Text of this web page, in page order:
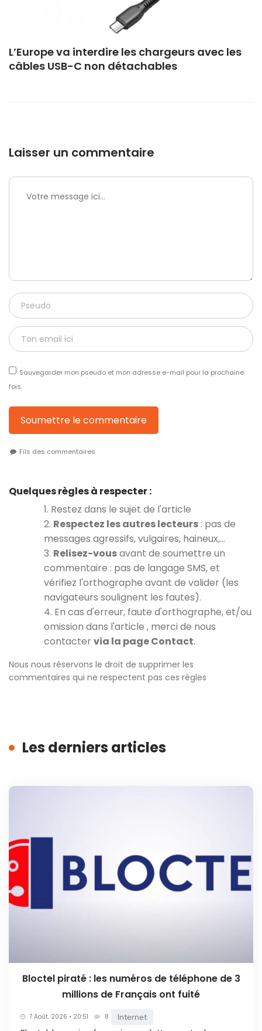
L’Europe va interdire les chargeurs avec les
câbles USB-C non détachables
Laisser un commentaire
Sauvegarder mon pseudo et mon adresse e-mail pour la prochaine
fois.
Soumettre le commentaire
Fils des commentaires
Quelques règles à respecter :
1. Restez dans le sujet de l'article
2. Respectez les autres lecteurs : pas de
messages agressifs, vulgaires, haineux,…
3. Relisez-vousavant de soumettre un
commentaire : pas de langage SMS, et
vérifiez l'orthographe avant de valider (les
navigateurs soulignent les fautes).
4. En cas d'erreur, faute d'orthographe, et/ou
omission dans l'article , merci de nous
contacter via la page Contact.
Nous nous réservons le droit de supprimer les
commentaires qui ne respectent pas ces règles
Les derniers articles
Bloctel piraté : les numéros de téléphone de 3
millions de Français ont fuité
7 Août. 2026 • 20:51 8 Internet